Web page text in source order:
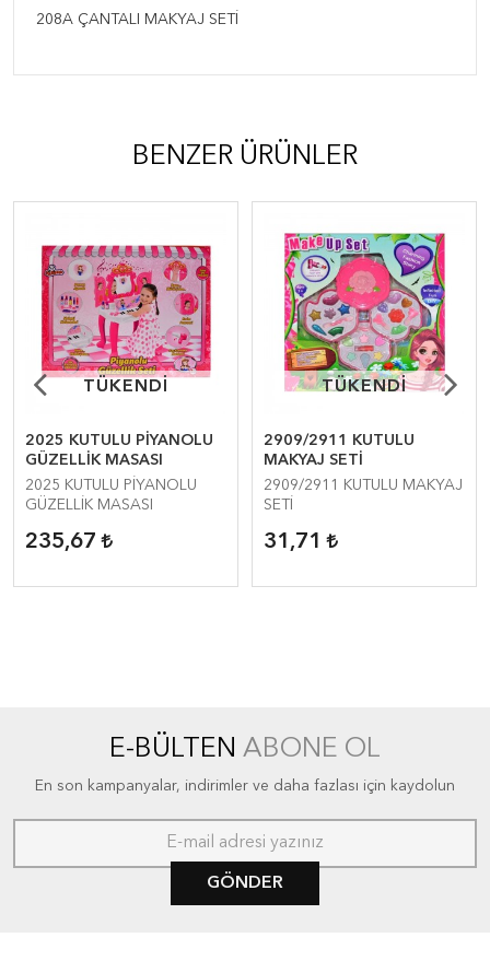
208A ÇANTALI MAKYAJ SETİ
BENZER ÜRÜNLER
TÜKENDİ
TÜKENDİ
2025 KUTULU PİYANOLU
GÜZELLİK MASASI
2025 KUTULU PİYANOLU
GÜZELLİK MASASI
235,67
TÜKENDİ
TÜKENDİ
2909/2911 KUTULU
MAKYAJ SETİ
2909/2911 KUTULU MAKYAJ
SETİ
31,71
E-BÜLTEN ABONE OL
En son kampanyalar, indirimler ve daha fazlası için kaydolun
GÖNDER